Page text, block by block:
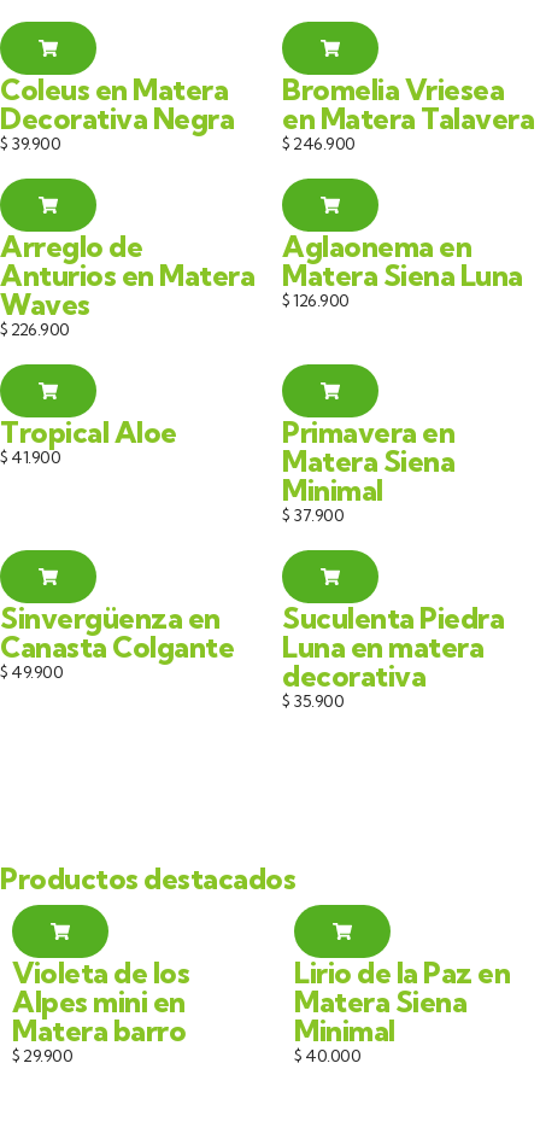
Coleus en Matera
Decorativa Negra
$ 39.900
Bromelia Vriesea
en Matera Talavera
$ 246.900
Arreglo de
Anturios en Matera
Waves
$ 226.900
Aglaonema en
Matera Siena Luna
$126.900
Tropical Aloe
$ 41.900
Primavera en
Matera Siena
Minimal
$ 37.900
Sinvergüenza en
Canasta Colgante
$ 49.900
Suculenta Piedra
Luna en matera
decorativa
$ 35.900
Productos destacados
Violeta de los
Alpes mini en
Matera barro
$ 29.900
Lirio de la Paz en
Matera Siena
Minimal
$ 40.000